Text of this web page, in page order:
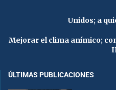
Unidos; a
Mejorar el clima anímico;
ÚLTIMAS PUBLICACIONES